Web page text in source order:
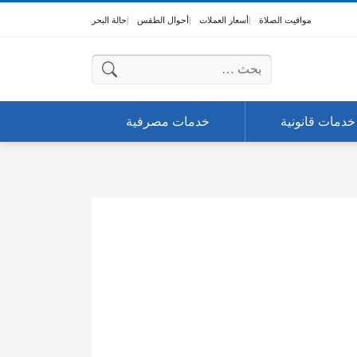
مواقيت الصلاة أسعار العملات أحوال الطقس حالة البحر
البحث عن:
خدمات قانونية خدمات مصرفية